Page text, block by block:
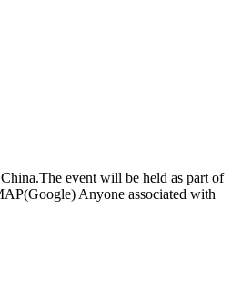
event will be held as part of
Anyone associated with